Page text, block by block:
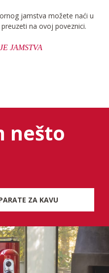
jamstva možete naći u
na ovoj poveznici.
JAMSTVA
nešto
ZA KAVU